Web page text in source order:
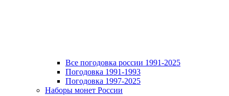
Все погодовка россии 1991-2025
Погодовка 1991-1993
Погодовка 1997-2025
Наборы монет России